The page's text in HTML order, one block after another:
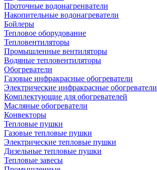
Проточные водонагренватели
Накопительные водонагреватели
Бойлеры
Тепловое оборудование
Тепловентиляторы
Промышленные вентиляторы
Водяные тепловентиляторы
Обогреватели
Газовые инфракрасные обогреватели
Электрические инфракрасные обогреватели
Комплектующие для обогревателей
Масляные обогреватели
Конвекторы
Тепловые пушки
Газовые тепловые пушки
Электрические тепловые пушки
Дизельные тепловые пушки
Тепловые завесы